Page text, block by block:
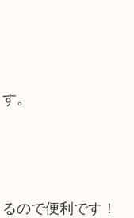
。
ので便利です！